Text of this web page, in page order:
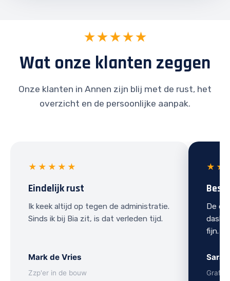
★★★★★
Wat onze klanten zeggen
Onze klanten in Annen zijn blij met de rust, het
overzicht en de persoonlijke aanpak.
★★★★★
Eindelijk rust
Ik keek altijd op tegen de administratie.
Sinds ik bij Bia zit, is dat verleden tijd.
Mark de Vries
Zzp'er in de bouw
De
fijn.